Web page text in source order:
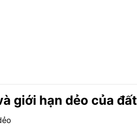
giới hạn dẻo của đất